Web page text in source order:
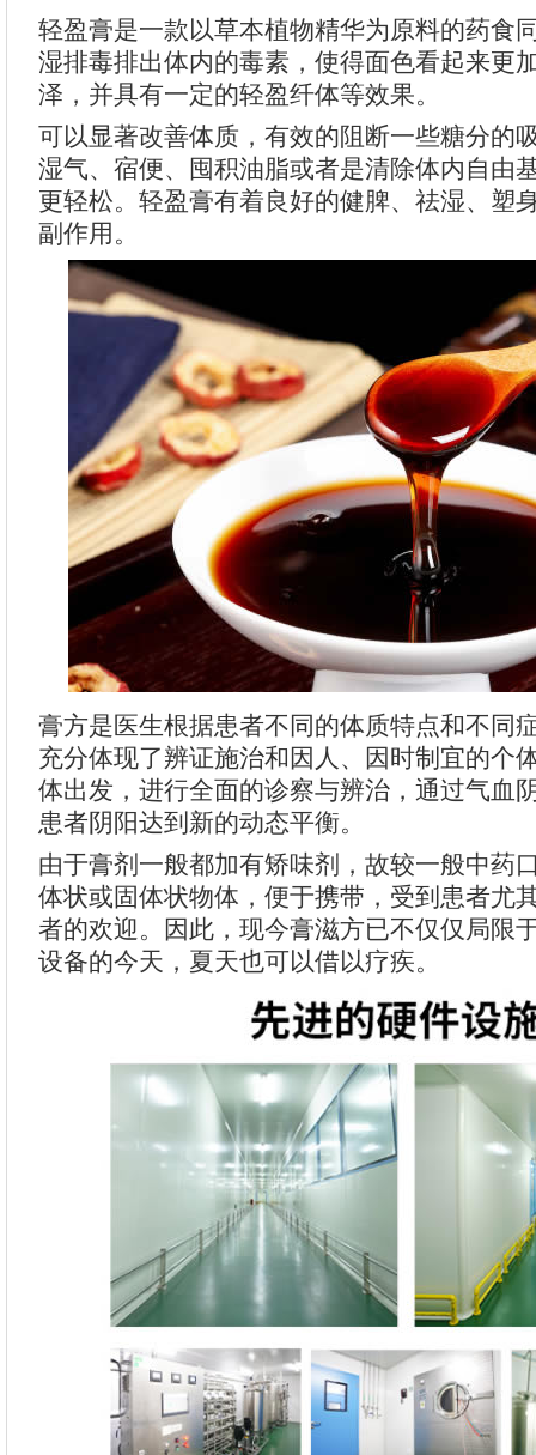
轻盈膏是一款以草本植物精华为原料的药食
湿排毒排出体内的毒素，使得面色看起来更
泽，并具有一定的轻盈纤体等效果。
可以显著改善体质，有效的阻断一些糖分的
湿气、宿便、囤积油脂或者是清除体内自由
更轻松。轻盈膏有着良好的健脾、祛湿、塑
副作用。
膏方是医生根据患者不同的体质特点和不同
充分体现了辨证施治和因人、因时制宜的个
体出发，进行全面的诊察与辨治，通过气血
患者阴阳达到新的动态平衡。
由于膏剂一般都加有矫味剂，故较一般中药
体状或固体状物体，便于携带，受到患者尤
者的欢迎。因此，现今膏滋方已不仅仅局限
设备的今天，夏天也可以借以疗疾。